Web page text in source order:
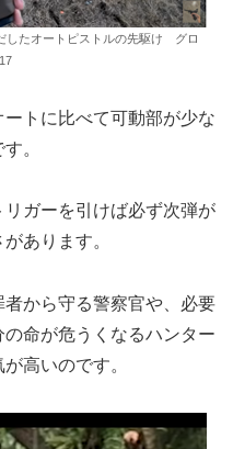
したオートピストルの先駆け グロ
トに比べて可動部が少な
。
ガーを引けば必ず次弾が
あります。
から守る警察官や、必要
命が危うくなるハンター
高いのです。